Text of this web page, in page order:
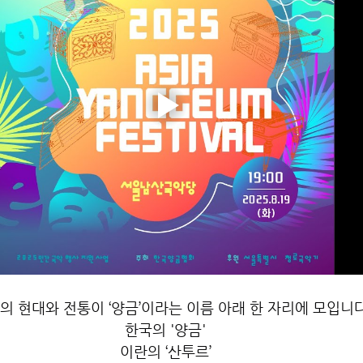
현대와 전통이 ‘양금’이라는 이름 아래 한 자리에 모입니
한국의 '양금'
이란의 ‘산투르’